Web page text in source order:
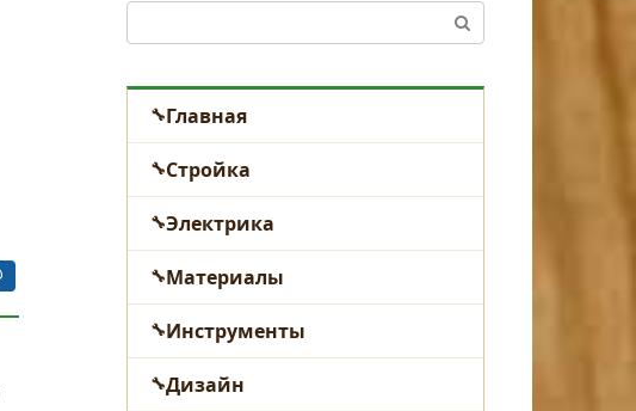
Главная
Стройка
Электрика
Материалы
Инструменты
Дизайн